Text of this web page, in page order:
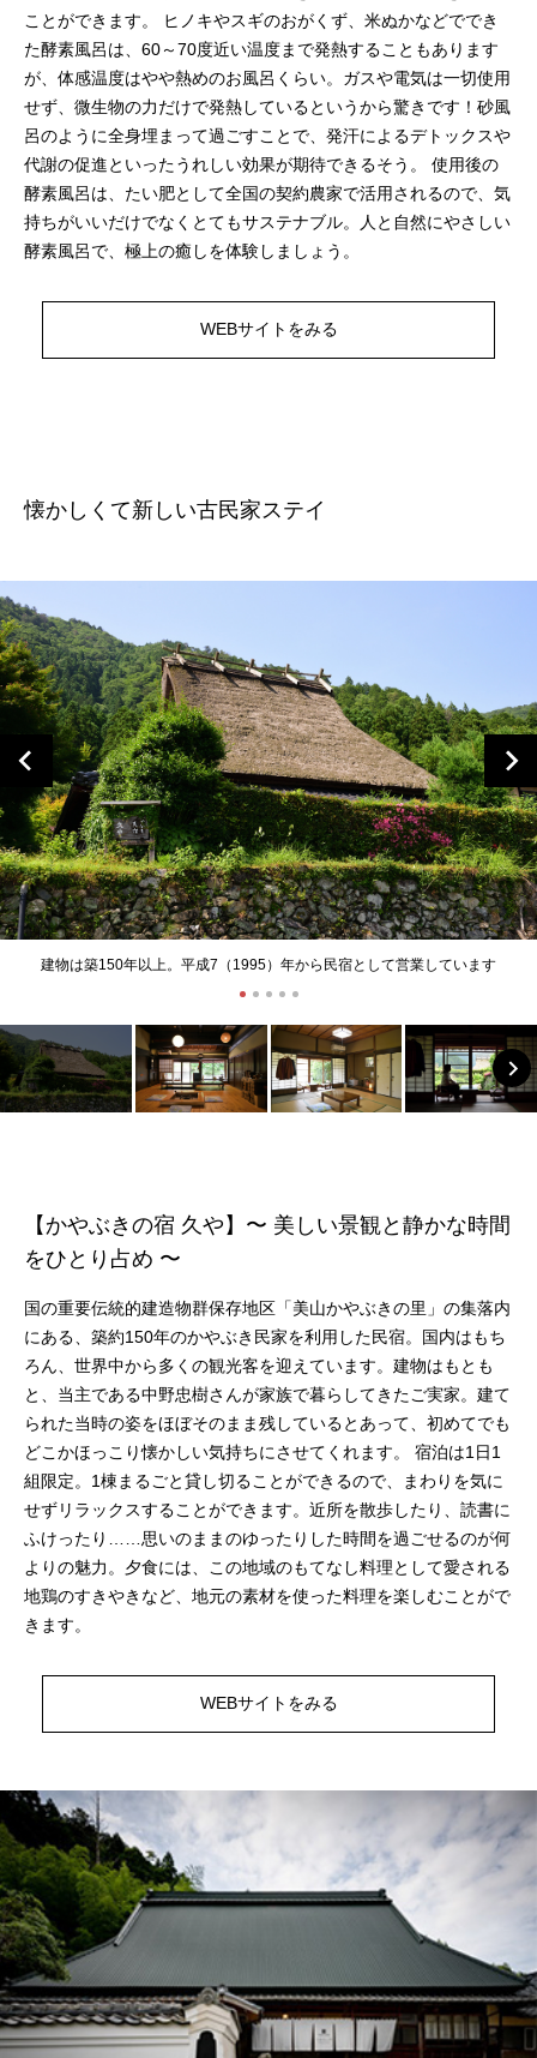
ことができます。 ヒノキやスギのおがくず、米ぬかなどででき
た酵素風呂は、60～70度近い温度まで発熱することもあります
が、体感温度はやや熱めのお風呂くらい。ガスや電気は一切使用
せず、微生物の力だけで発熱しているというから驚きです！砂風
呂のように全身埋まって過ごすことで、発汗によるデトックスや
代謝の促進といったうれしい効果が期待できるそう。 使用後の
酵素風呂は、たい肥として全国の契約農家で活用されるので、気
持ちがいいだけでなくとてもサステナブル。人と自然にやさしい
酵素風呂で、極上の癒しを体験しましょう。
WEBサイトをみる
懐かしくて新しい古⺠家ステイ
建物は築150年以上。平成7（1995）年から民宿として営業しています
【かやぶきの宿 久や】〜 美しい景観と静かな時間
をひとり占め 〜
国の重要伝統的建造物群保存地区「美山かやぶきの里」の集落内
にある、築約150年のかやぶき民家を利用した民宿。国内はもち
ろん、世界中から多くの観光客を迎えています。建物はもとも
と、当主である中野忠樹さんが家族で暮らしてきたご実家。建て
られた当時の姿をほぼそのまま残しているとあって、初めてでも
どこかほっこり懐かしい気持ちにさせてくれます。 宿泊は1日1
組限定。1棟まるごと貸し切ることができるので、まわりを気に
せずリラックスすることができます。近所を散歩したり、読書に
ふけったり……思いのままのゆったりした時間を過ごせるのが何
よりの魅力。夕食には、この地域のもてなし料理として愛される
地鶏のすきやきなど、地元の素材を使った料理を楽しむことがで
きます。
WEBサイトをみる